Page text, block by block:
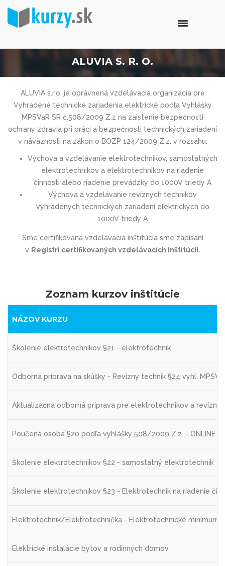
ALUVIA S. R. O.
ALUVIA s.r.o. je oprávnená vzdelávacia organizácia pre
Vyhradené technické zariadenia elektrické podľa Vyhlášky
MPSVaR SR č.508/2009 Z.z na zaistenie bezpečnosti
ochrany zdravia pri práci a bezpečnosti technických zariadení
v náväznosti na zákon o BOZP 124/2009 Z.z. v rozsahu:
Výchova a vzdelávanie elektrotechnikov, samostatných
elektrotechnikov a elektrotechnikov na riadenie
činnosti alebo riadenie prevádzky do 1000V triedy A
Výchova a vzdelávanie revíznych technikov
vyhradených technických zariadení elektrických do
1000V triedy A
Sme certifikovaná vzdelávacia inštitúcia sme zapísaní
v Registri certifikovaných vzdelávacích inštitúcií.
Zoznam kurzov inštitúcie
NÁZOV KURZU
Školenie elektrotechnikov §21 - elektrotechnik
Odborná príprava na skúšky - Revízny technik §24 vyhl.
Aktualizačná odborná príprava pre elektrotechnikov a
Poučená osoba §20 podľa vyhlášky 508/2009 Z.z. - ONLINE
Školenie elektrotechnikov §22 - samostatný elektrotechnik
Školenie elektrotechnikov §23 - Elektrotechnik na riadenie
Elektrotechnik/Elektrotechnička - Elektrotechnické minimum
Elektrické inštalácie bytov a rodinných domov